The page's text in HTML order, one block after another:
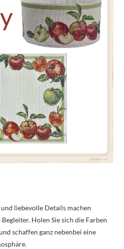
liebevolle Details machen
Holen Sie sich die Farben
schaffen ganz nebenbei eine